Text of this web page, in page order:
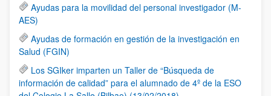
Ayudas para la movilidad del personal investigador (M-
AES)
Ayudas de formación en gestión de la investigación en
Salud (FGIN)
Los SGIker imparten un Taller de “Búsqueda de
información de calidad” para el alumnado de 4º de la ESO